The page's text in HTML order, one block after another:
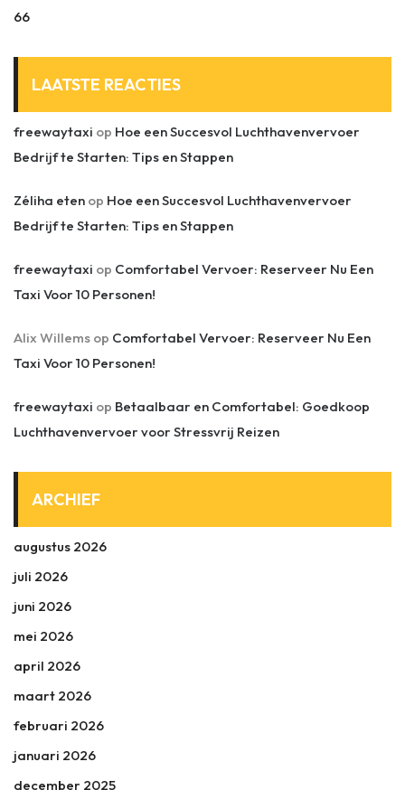
66
LAATSTE REACTIES
freewaytaxi op Hoe een Succesvol Luchthavenvervoer
Bedrijf te Starten: Tips en Stappen
Zéliha eten op Hoe een Succesvol Luchthavenvervoer
Bedrijf te Starten: Tips en Stappen
freewaytaxi op Comfortabel Vervoer: Reserveer Nu Een
Taxi Voor 10 Personen!
Alix Willems op Comfortabel Vervoer: Reserveer Nu Een
Taxi Voor 10 Personen!
freewaytaxi op Betaalbaar en Comfortabel: Goedkoop
Luchthavenvervoer voor Stressvrij Reizen
ARCHIEF
augustus 2026
juli 2026
juni 2026
mei 2026
april 2026
maart 2026
februari 2026
januari 2026
december 2025